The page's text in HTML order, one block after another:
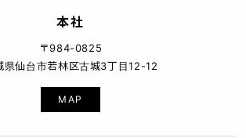
本社
〒984-0825
県仙台市若林区古城3丁目12-12
MAP